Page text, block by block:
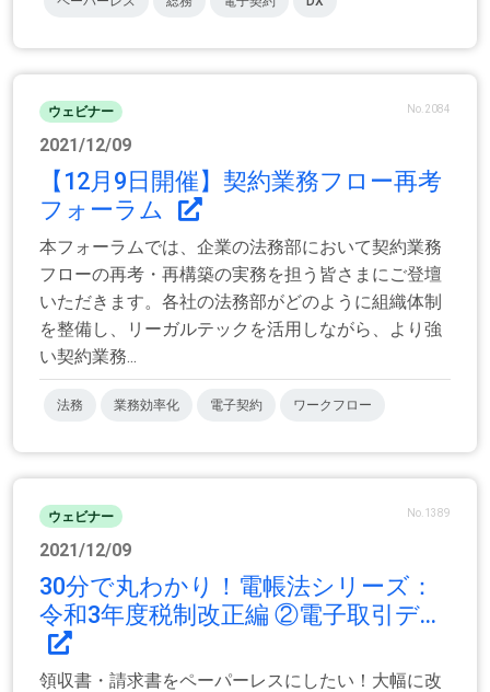
ウェビナー No.2084
2021/12/09
【12月9日開催】契約業務フロー再考
フォーラム
本フォーラムでは、企業の法務部において契約業務
フローの再考・再構築の実務を担う皆さまにご登壇
いただきます。各社の法務部がどのように組織体制
を整備し、リーガルテックを活用しながら、より強
い契約業務...
法務 業務効率化 電子契約 ワークフロー
ウェビナー No.1389
2021/12/09
30分で丸わかり！電帳法シリーズ：
令和3年度税制改正編 ②電子取引デ...
領収書・請求書をペーパーレスにしたい！大幅に改